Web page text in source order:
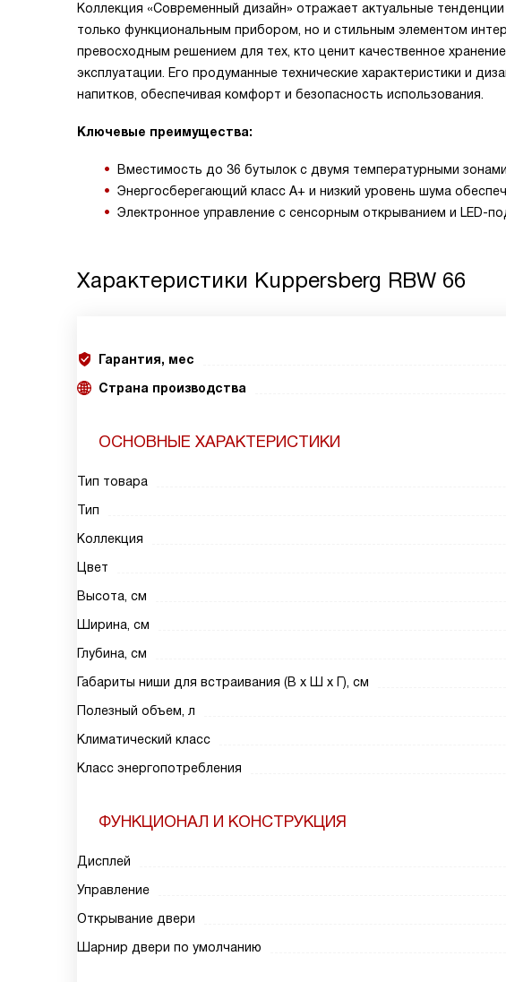
Коллекция «Современный дизайн» отражает актуальные
только функциональным прибором, но и стильным элементом
превосходным решением для тех, кто ценит качественное
эксплуатации. Его продуманные технические характеристики и
напитков, обеспечивая комфорт и безопасность использования.
Ключевые преимущества:
Вместимость до 36 бутылок с двумя температурными
Энергосберегающий класс A+ и низкий уровень шума
Электронное управление с сенсорным открыванием и LED-
Характеристики Kuppersberg RBW 66
Гарантия, мес
Страна производства
ОСНОВНЫЕ ХАРАКТЕРИСТИКИ
Тип товара
Тип
Коллекция
Цвет
Высота, см
Ширина, см
Глубина, см
Габариты ниши для встраивания (В х Ш х Г), см
Полезный объем, л
Климатический класс
Класс энергопотребления
ФУНКЦИОНАЛ И КОНСТРУКЦИЯ
Дисплей
Управление
Открывание двери
Шарнир двери по умолчанию